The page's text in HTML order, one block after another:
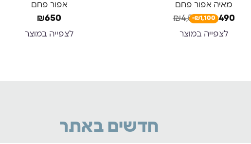
מאיה אפור פחם
₪4,590₪3,490
-₪1,100
לצפייה במוצר
אפור פחם
₪650
לצפייה במוצר
חדשים באתר